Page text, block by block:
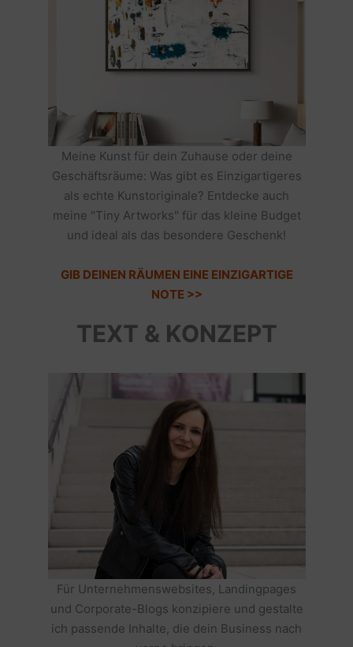
Meine Kunst für dein Zuhause oder deine
Geschäftsräume: Was gibt es Einzigartigeres
als echte Kunstoriginale? Entdecke auch
meine "Tiny Artworks" für das kleine Budget
und ideal als das besondere Geschenk!
GIB DEINEN RÄUMEN EINE EINZIGARTIGE
NOTE >>
TEXT & KONZEPT
Für Unternehmenswebsites, Landingpages
und Corporate-Blogs konzipiere und gestalte
ich passende Inhalte, die dein Business nach